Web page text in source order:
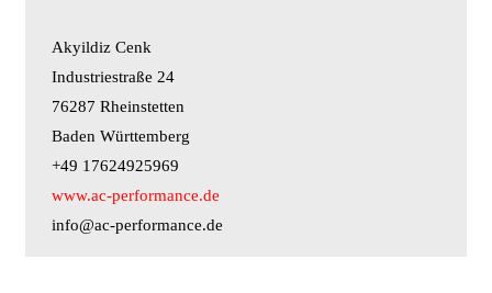
Akyildiz Cenk
Industriestraße 24
76287 Rheinstetten
Baden Württemberg
+49 17624925969
www.ac-performance.de
info@ac-performance.de